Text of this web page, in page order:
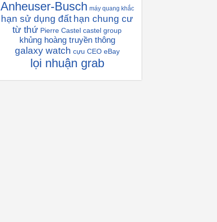
Anheuser-Busch máy quang khắc
hạn sử dụng đất hạn chung cư
từ thứ Pierre Castel castel group
khủng hoàng truyền thông
galaxy watch cựu CEO eBay
lọi nhuận grab